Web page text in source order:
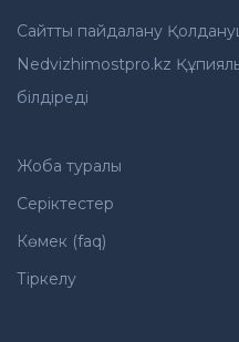
Сайтты пайдалану
Nedvizhimostpro.kz
білдіреді
Жоба туралы
Серіктестер
Көмек (faq)
Тіркелу